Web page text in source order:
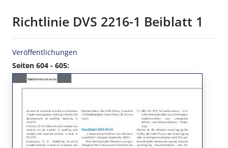
Richtlinie DVS 2216-1 Beiblatt 1
Veröffentlichungen
Seiten 604 - 605: